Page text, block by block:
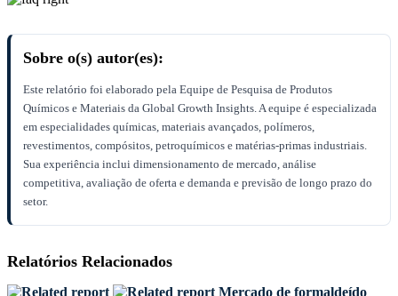
Sobre o(s) autor(es):
Este relatório foi elaborado pela Equipe de Pesquisa de Produtos
Químicos e Materiais da Global Growth Insights. A equipe é especializada
em especialidades químicas, materiais avançados, polímeros,
revestimentos, compósitos, petroquímicos e matérias-primas industriais.
Sua experiência inclui dimensionamento de mercado, análise
competitiva, avaliação de oferta e demanda e previsão de longo prazo do
setor.
Relatórios Relacionados
Mercado de formaldeído